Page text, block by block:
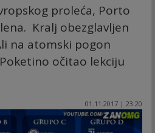
proleća, Porto
Kralj obezglavljen
na atomski pogon
očitao lekciju
01.11.2017 | 23:20